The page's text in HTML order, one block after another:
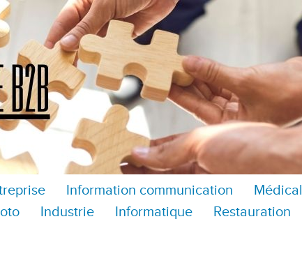
Information communication Médical
Industrie Informatique Restauration